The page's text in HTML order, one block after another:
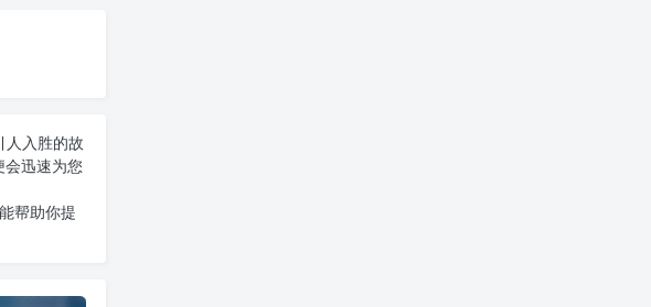
人入胜的故
迅速为您
帮助你提